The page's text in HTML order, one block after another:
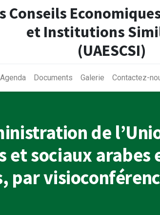
Conseils
et Institutions
(UAESCSI)
Agenda Documents Galerie Contactez-
de
et sociaux arabes
par